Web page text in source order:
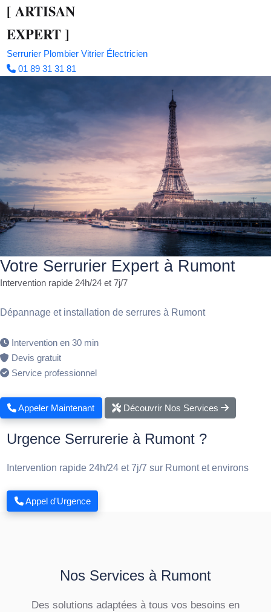
[ ARTISAN
EXPERT]
Serrurier Plombier Vitrier Électricien
01 89 31 31 81
Votre Serrurier Expert à Rumont
Intervention rapide 24h/24 et 7j/7
Dépannage et installation de serrures à Rumont
Intervention en 30 min
Devis gratuit
Service professionnel
Appeler Maintenant Découvrir Nos Services
Urgence Serrurerie à Rumont ?
Intervention rapide 24h/24 et 7j/7 sur Rumont et environs
Appel d'Urgence
Nos Services à Rumont
Des solutions adaptées à tous vos besoins en